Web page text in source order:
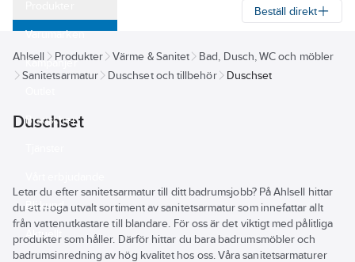
Varumärken
Kampanjer
Branscher
Bli kund
Aktuellt
Beställ direkt
Ahlsell Produkter Värme & Sanitet
Bad, Dusch, WC och möbler
Sanitetsarmatur
Duschset och tillbehör Duschset
Duschset
Letar du efter sanitetsarmatur till ditt badrumsjobb? På Ahlsell hittar
du ett noga utvalt sortiment av sanitetsarmatur som innefattar allt
från vattenutkastare till blandare. För oss är det viktigt med pålitliga
produkter som håller. Därför hittar du bara badrumsmöbler och
badrumsinredning av hög kvalitet hos oss. Våra sanitetsarmaturer